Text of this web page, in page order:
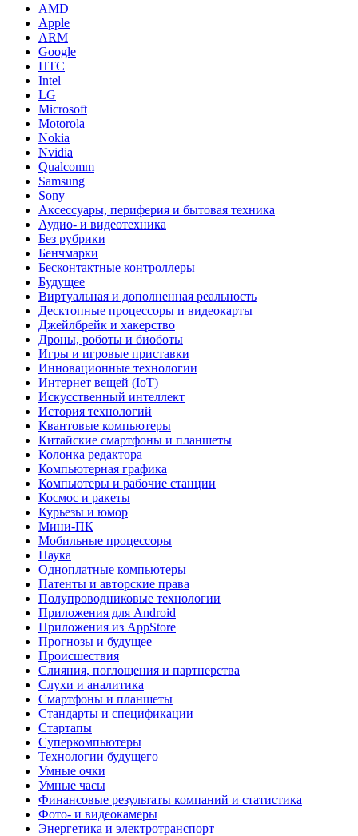
AMD
Apple
ARM
Google
HTC
Intel
LG
Microsoft
Motorola
Nokia
Nvidia
Qualcomm
Samsung
Sony
Аксессуары, периферия и бытовая техника
Аудио- и видеотехника
Без рубрики
Бенчмарки
Бесконтактные контроллеры
Будущее
Виртуальная и дополненная реальность
Десктопные процессоры и видеокарты
Джейлбрейк и хакерство
Дроны, роботы и биоботы
Игры и игровые приставки
Инновационные технологии
Интернет вещей (IoT)
Искусственный интеллект
История технологий
Квантовые компьютеры
Китайские смартфоны и планшеты
Колонка редактора
Компьютерная графика
Компьютеры и рабочие станции
Космос и ракеты
Курьезы и юмор
Мини-ПК
Мобильные процессоры
Наука
Одноплатные компьютеры
Патенты и авторские права
Полупроводниковые технологии
Приложения для Android
Приложения из AppStore
Прогнозы и будущее
Происшествия
Слияния, поглощения и партнерства
Слухи и аналитика
Смартфоны и планшеты
Стандарты и спецификации
Стартапы
Суперкомпьютеры
Технологии будущего
Умные очки
Умные часы
Финансовые результаты компаний и статистика
Фото- и видеокамеры
Энергетика и электротранспорт